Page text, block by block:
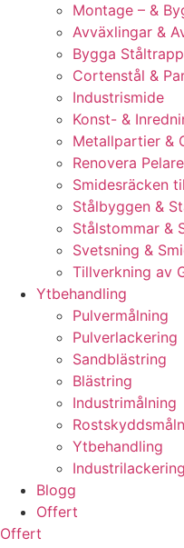
Montage – &
Avväxlingar &
Bygga
Cortenstål &
Industrismide
Konst- &
Metallpartier &
Renovera
Smidesräcken
Stålbyggen &
Stålstommar &
Svetsning &
Tillverkning av
Ytbehandling
Pulvermålning
Pulverlackering
Sandblästring
Blästring
Industrimålning
Ytbehandling
Industrilackering
Blogg
Offert
Offert